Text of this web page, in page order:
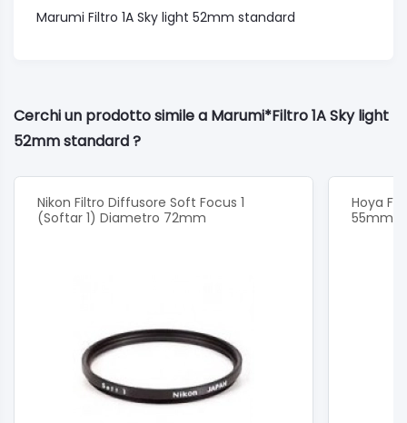
Marumi Filtro 1A Sky light 52mm standard
Cerchi un prodotto simile a Marumi*Filtro 1A Sky light
52mm standard ?
Nikon Filtro Diffusore Soft Focus 1
(Softar 1) Diametro 72mm
Hoya
55mm